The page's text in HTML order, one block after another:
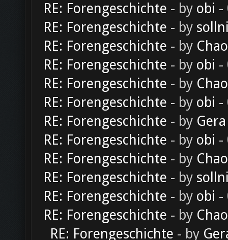
RE: Forengeschichte - by obi -
RE: Forengeschichte - by
RE: Forengeschichte - by
RE: Forengeschichte - by obi -
RE: Forengeschichte - by
RE: Forengeschichte - by obi -
RE: Forengeschichte - by Gera
RE: Forengeschichte - by obi -
RE: Forengeschichte - by
RE: Forengeschichte - by
RE: Forengeschichte - by obi -
RE: Forengeschichte - by
RE: Forengeschichte - by